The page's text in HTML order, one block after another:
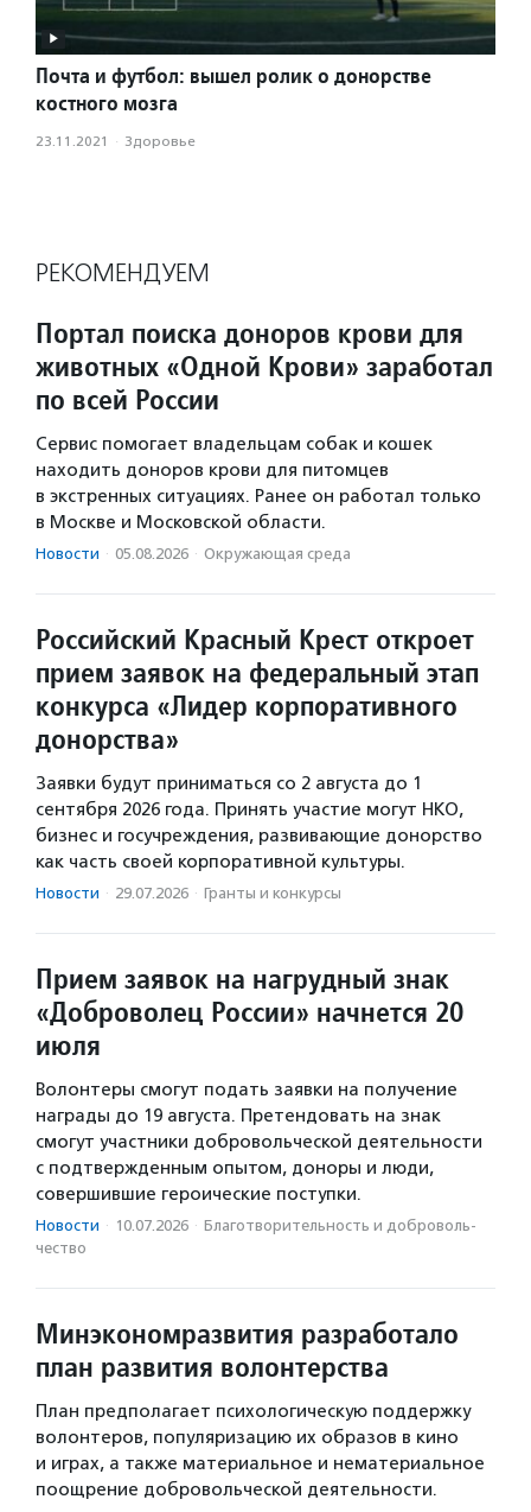
Почта и футбол: вышел ролик о донорстве
костного мозга
23.11.2021 · Здоровье
РЕКОМЕНДУЕМ
Портал поиска доноров крови для
животных «Одной Крови» заработал
по всей России
Сервис помогает владельцам собак и кошек
находить доноров крови для питомцев
в экстренных ситуациях. Ранее он работал только
в Москве и Московской области.
Новости · 05.08.2026 · Окружающая среда
Российский Красный Крест откроет
прием заявок на федеральный этап
конкурса «Лидер корпоративного
донорства»
Заявки будут приниматься со 2 августа до 1
сентября 2026 года. Принять участие могут НКО,
бизнес и госучреждения, развивающие донорство
как часть своей корпоративной культуры.
Новости · 29.07.2026 · Гранты и конкурсы
Прием заявок на нагрудный знак
«Доброволец России» начнется 20
июля
Волонтеры смогут подать заявки на получение
награды до 19 августа. Претендовать на знак
смогут участники добровольческой деятельности
с подтвержденным опытом, доноры и люди,
совершившие героические поступки.
Новости · 10.07.2026 · Благотвори­тель­ность и доброволь­
чест­во
Минэкономразвития разработало
план развития волонтерства
План предполагает психологическую поддержку
волонтеров, популяризацию их образов в кино
и играх, а также материальное и нематериальное
поощрение добровольческой деятельности.